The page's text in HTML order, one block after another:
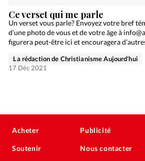
Ce verset qui me parle
Un verset vous parle? Envoyez votre bref
d’une photo de vous et de votre âge à
figurera peut-être ici et encouragera
La rédaction de Christianisme Aujourd'hui
17 Déc 2021
Acheter
Soutenir
Publicité
Nous contacter